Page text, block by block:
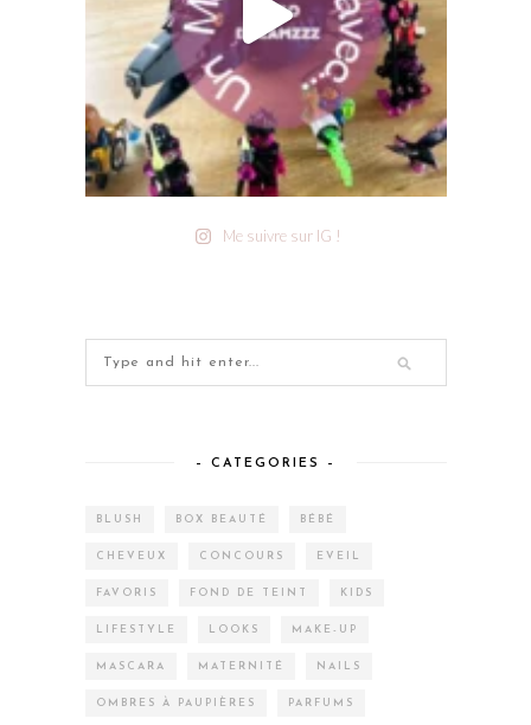
Me suivre sur IG !
– CATEGORIES –
BLUSH BOX BEAUTÉ BÉBÉ
CHEVEUX CONCOURS EVEIL
FAVORIS FOND DE TEINT KIDS
LIFESTYLE LOOKS MAKE-UP
MASCARA MATERNITÉ NAILS
OMBRES À PAUPIÈRES PARFUMS